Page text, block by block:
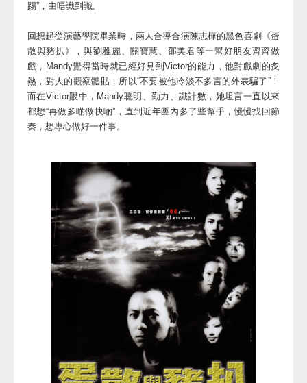
踢”，由唔識到識。
回想起從演藝學院畢業時，兩人合導合演陳志樺的黑色喜劇《蛋
散與豬扒》，與劉雅麗、關寶慧、邵美君等一幫好朋友齊齊做
戲，Mandy覺得當時就已經好見到Victor的能力，他對戲劇的炙
熱，對人的觀察體貼，所以“不要被他冷淡不多言的外表騙了”！
而在Victor眼中，Mandy聰明、勤力、識計數，她坦言一直以來
都想“再做多啲做快啲”，直到近年團內多了些幫手，慢慢找回節
奏，想專心做好一件事。